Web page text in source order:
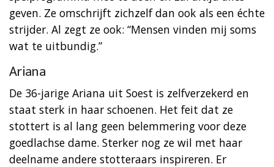
geven. Ze omschrijft zichzelf dan ook als een échte
strijder. Al zegt ze ook: “Mensen vinden mij soms
wat te uitbundig.”
Ariana
De 36-jarige Ariana uit Soest is zelfverzekerd en
staat sterk in haar schoenen. Het feit dat ze
stottert is al lang geen belemmering voor deze
goedlachse dame. Sterker nog ze wil met haar
deelname andere stotteraars inspireren. Er